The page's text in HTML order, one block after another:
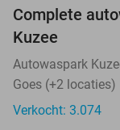
Complete
Kuzee
Autowaspark
Goes (+2 locaties)
Verkocht: 3.074